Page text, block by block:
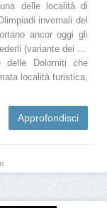
delle località di
invernali del
ancor oggi gli
(variante dei ...
delle Dolomiti che
località turistica,
Approfondisci